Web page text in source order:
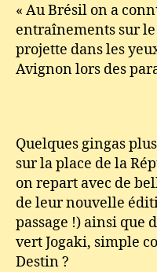
« Au Brésil on a
entraînements sur
projette dans les
Avignon lors des
Quelques gingas
sur la place de la
on repart avec de
de leur nouvelle
passage !) ainsi que
vert Jogaki, simple
Destin ?